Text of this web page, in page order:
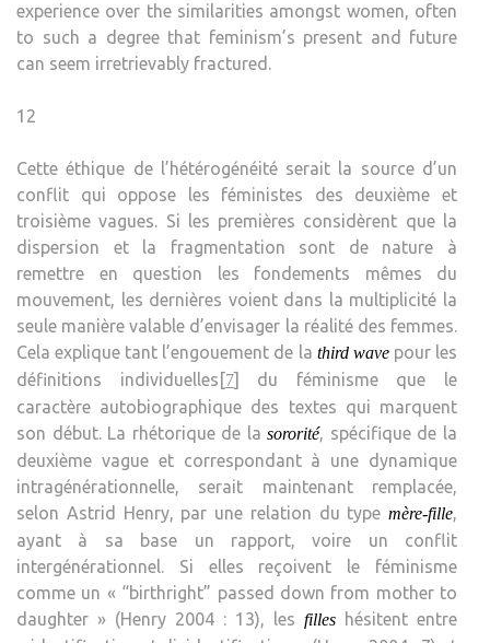
experience over the similarities amongst women, often
to such a degree that feminism’s present and future
can seem irretrievably fractured.
12
Cette éthique de l’hétérogénéité serait la source d’un
conflit qui oppose les féministes des deuxième et
troisième vagues. Si les premières considèrent que la
dispersion et la fragmentation sont de nature à
remettre en question les fondements mêmes du
mouvement, les dernières voient dans la multiplicité la
seule manière valable d’envisager la réalité des femmes.
Cela explique tant l’engouement de la third wavepour les
définitions individuelles[7] du féminisme que le
caractère autobiographique des textes qui marquent
son début. La rhétorique de lasororité, spécifique de la
deuxième vague et correspondant à une dynamique
intragénérationnelle, serait maintenant remplacée,
selon Astrid Henry, par une relation du type mère-fille,
ayant à sa base un rapport, voire un conflit
intergénérationnel. Si elles reçoivent le féminisme
comme un « “birthright” passed down from mother to
daughter » (Henry 2004 : 13), les filles hésitent entre